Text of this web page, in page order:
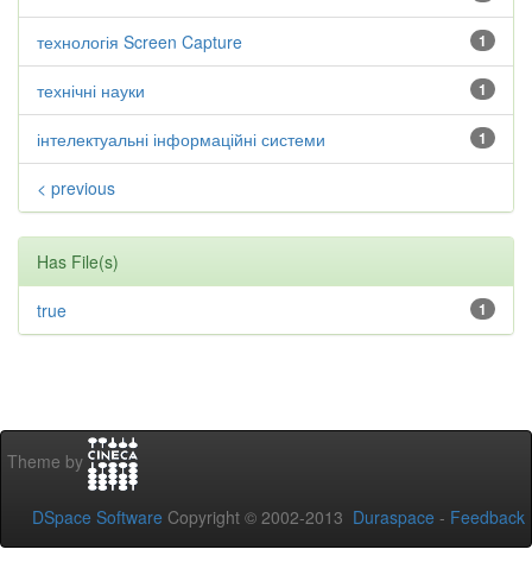
1
технологія Screen Capture
1
технічні науки
1
інтелектуальні інформаційні системи
< previous
Has File(s)
1
true
Theme by
DSpace Software Copyright © 2002-2013 Duraspace - Feedback